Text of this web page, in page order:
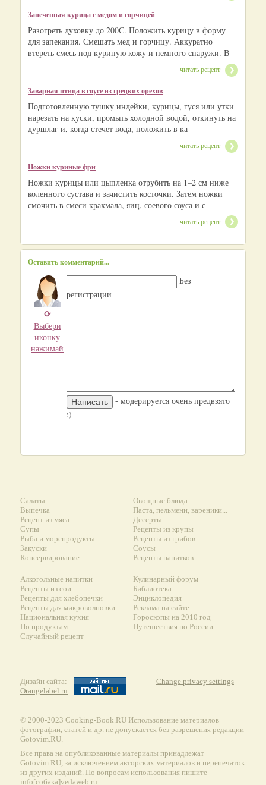
Запеченная курица с медом и горчицей
Разогреть духовку до 200С. Положить курицу в форму
для запекания. Смешать мед и горчицу. Аккуратно
втереть смесь под куриную кожу и немного снаружи. В
читать рецепт
Заварная птица в соусе из грецких орехов
Подготовленную тушку индейки, курицы, гуся или утки
нарезать на куски, промыть холодной водой, откинуть на
дуршлаг и, когда стечет вода, положить в ка
читать рецепт
Ножки куриные фри
Ножки курицы или цыпленка отрубить на 1–2 см ниже
коленного сустава и зачистить косточки. Затем ножки
смочить в смеси крахмала, яиц, соевого соуса и с
читать рецепт
Оставить комментарий...
⟳
Выбери
иконку
нажимай
Без
регистрации
- модерируется очень предвзято
:)
Салаты
Выпечка
Рецепт из мяса
Супы
Рыба и морепродукты
Закуски
Консервирование
Овощные блюда
Паста, пельмени, вареники...
Десерты
Рецепты из крупы
Рецепты из грибов
Соусы
Рецепты напитков
Алкогольные напитки
Рецепты из сои
Рецепты для хлебопечки
Рецепты для микроволновки
Национальная кухня
По продуктам
Случайный рецепт
Кулинарный форум
Библиотека
Энциклопедия
Реклама на сайте
Гороскопы на 2010 год
Путешествия по России
Дизайн сайта:
Orangelabel.ru
Change privacy settings
© 2000-2023 Сooking-Book.RU Использование материалов
фотографии, статей и др. не допускается без разрешения редакции
Gotovim.RU.
Все права на опубликованные материалы принадлежат
Gotovim.RU, за исключением авторских материалов и перепечаток
из других изданий. По вопросам использования пишите
info[собака]vedaweb.ru